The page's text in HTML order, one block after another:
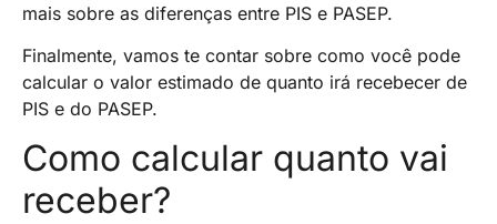
mais sobre as diferenças entre PIS e PASEP.
Finalmente, vamos te contar sobre como você pode
calcular o valor estimado de quanto irá recebecer de
PIS e do PASEP.
Como calcular quanto vai
receber?